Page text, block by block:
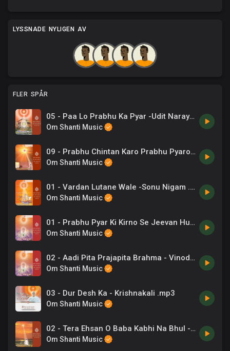
LYSSNADE NYLIGEN AV
FLER SPÅR
05 - Paa Lo Prabhu Ka Pyar -Udit Narayan .mp3
Om Shanti Music
09 - Prabhu Chintan Karo Prabhu Pyaro -Kavita Krishnamurthy .mp3
Om Shanti Music
01 - Vardan Lutane Wale -Sonu Nigam .mp3
Om Shanti Music
01 - Prabhu Pyar Ki Kirno Se Jeevan Hua - Sadhana Sargam .mp3
Om Shanti Music
02 - Aadi Pita Prajapita Brahma - Vinod Rathod .mp3
Om Shanti Music
03 - Dur Desh Ka - Krishnakali .mp3
Om Shanti Music
02 - Tera Ehsan O Baba Kabhi Na Bhul -Sadhana Sargam, Om Vyas .mp3
Om Shanti Music